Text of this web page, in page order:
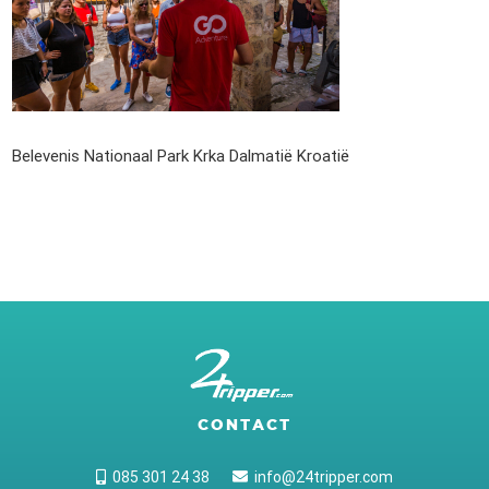
Belevenis Nationaal Park Krka Dalmatië Kroatië
CONTACT
085 301 24 38 info@24tripper.com